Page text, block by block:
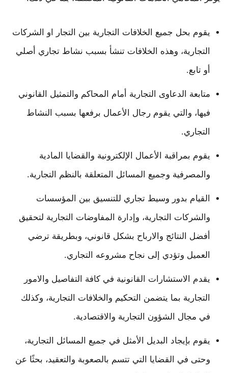
يقوم بحل جميع الخلافات التجارية بين التجار او الشركات
التجارية، وهذه الخلافات تنشأ بسبب نشاط تجاري أصلي
أو تابع.
متابعة الدعاوى التجارية أمام المحاكم والتمثيل القانوني
فيها، والتي يقوم رجال الأعمال برفعها بسبب النشاط
التجاري.
يقوم بمراقبة الأعمال الإلكترونية والقضايا المادية
والمصرفية وجميع المسائل المتعلقة بالنظم التجارية.
القيام بدور وسيط تجاري للتنسيق بين المؤسسات
والشركات التجارية، وإدارة المفاوضات التجارية لتحقيق
أفضل النتائج والارباح بشكل قانوني، وبطريقة ترضي
العميل وتؤدي إلى نجاح مشروعه التجاري.
يقدم الاستشارات القانونية في كافة التفاصيل والامور
التجارية بما يتضمن التحكيم والخلافات التجارية، وكذلك
في مجال الشؤون التجارية والاقتصادية.
يقوم بإيجاد البديل الأمثل في جميع المسائل التجارية،
وحتى في القضايا التي تتسم بالصعوبة والتعقيد، بحثًا عن